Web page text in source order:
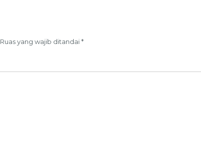
Ruas yang wajib ditandai*